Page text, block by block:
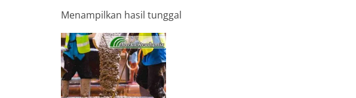
Aneka
Beton
Ready
mix
di
Indonesia
Menampilkan hasil tunggal